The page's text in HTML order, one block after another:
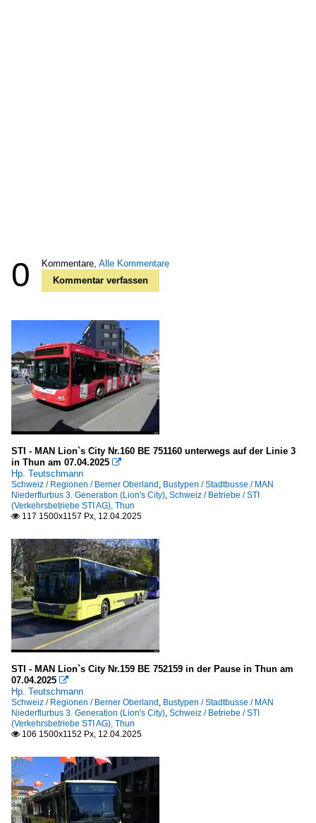
0 Kommentare, Alle Kommentare
Kommentar verfassen
STI - MAN Lion`s City Nr.160 BE 751160 unterwegs auf der Linie 3
in Thun am 07.04.2025 
Hp. Teutschmann
Schweiz / Regionen / Berner Oberland , Bustypen / Stadtbusse / MAN
Niederflurbus 3. Generation (Lion's City), Schweiz / Betriebe / STI
(Verkehrsbetriebe STI AG), Thun
 117 1500x1157 Px, 12.04.2025
STI - MAN Lion`s City Nr.159 BE 752159 in der Pause in Thun am
07.04.2025 
Hp. Teutschmann
Schweiz / Regionen / Berner Oberland , Bustypen / Stadtbusse / MAN
Niederflurbus 3. Generation (Lion's City), Schweiz / Betriebe / STI
(Verkehrsbetriebe STI AG), Thun
 106 1500x1152 Px, 12.04.2025